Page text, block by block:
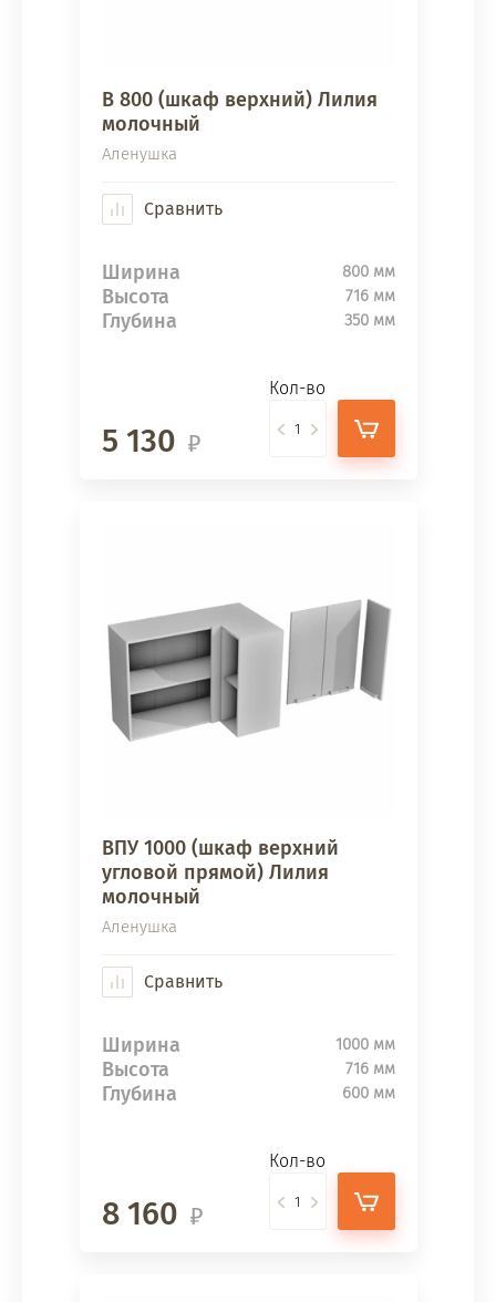
В 800 (шкаф верхний) Лилия
молочный
Аленушка
Сравнить
Ширина 800 мм
Высота 716 мм
Глубина 350 мм
5 130
Кол-во
ВПУ 1000 (шкаф верхний
угловой прямой) Лилия
молочный
Аленушка
Сравнить
Ширина 1000 мм
Высота 716 мм
Глубина 600 мм
8 160
Кол-во